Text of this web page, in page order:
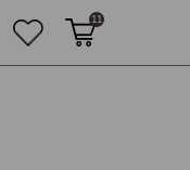
メルマガ登録お気に入りカートに入れる
11